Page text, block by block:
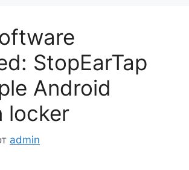
StopEarTap
Android
locker
admin